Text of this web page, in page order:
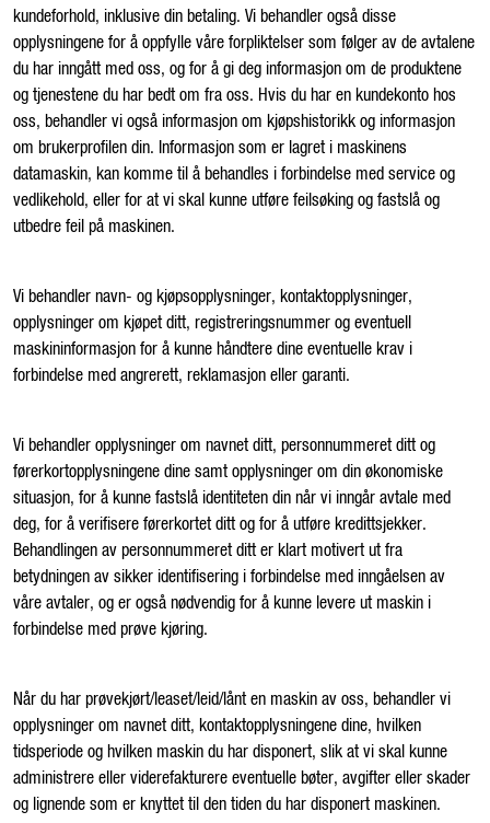
kundeforhold, inklusive din betaling. Vi behandler også disse
opplysningene for å oppfylle våre forpliktelser som følger av de avtalene
du har inngått med oss, og for å gi deg informasjon om de produktene
og tjenestene du har bedt om fra oss. Hvis du har en kundekonto hos
oss, behandler vi også informasjon om kjøpshistorikk og informasjon
om brukerprofilen din. Informasjon som er lagret i maskinens
datamaskin, kan komme til å behandles i forbindelse med service og
vedlikehold, eller for at vi skal kunne utføre feilsøking og fastslå og
utbedre feil på maskinen.
Vi behandler navn- og kjøpsopplysninger, kontaktopplysninger,
opplysninger om kjøpet ditt, registreringsnummer og eventuell
maskininformasjon for å kunne håndtere dine eventuelle krav i
forbindelse med angrerett, reklamasjon eller garanti.
Vi behandler opplysninger om navnet ditt, personnummeret ditt og
førerkortopplysningene dine samt opplysninger om din økonomiske
situasjon, for å kunne fastslå identiteten din når vi inngår avtale med
deg, for å verifisere førerkortet ditt og for å utføre kredittsjekker.
Behandlingen av personnummeret ditt er klart motivert ut fra
betydningen av sikker identifisering i forbindelse med inngåelsen av
våre avtaler, og er også nødvendig for å kunne levere ut maskin i
forbindelse med prøve kjøring.
Når du har prøvekjørt/leaset/leid/lånt en maskin av oss, behandler vi
opplysninger om navnet ditt, kontaktopplysningene dine, hvilken
tidsperiode og hvilken maskin du har disponert, slik at vi skal kunne
administrere eller viderefakturere eventuelle bøter, avgifter eller skader
og lignende som er knyttet til den tiden du har disponert maskinen.